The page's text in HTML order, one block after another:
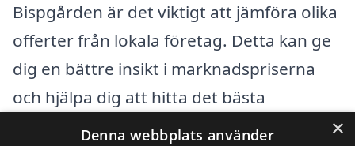
Bispgården är det viktigt att jämföra olika
offerter från lokala företag. Detta kan ge
dig en bättre insikt i marknadspriserna
och hjälpa dig att hitta det bästa
erbjudandet. Genom vår plattform kan du
×
Denna webbplats använder